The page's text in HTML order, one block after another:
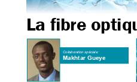
La bre
Collaboration spéciale:
Makhtar Gueye